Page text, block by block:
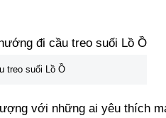
treo suối Lồ Ồ
với những ai yêu thích